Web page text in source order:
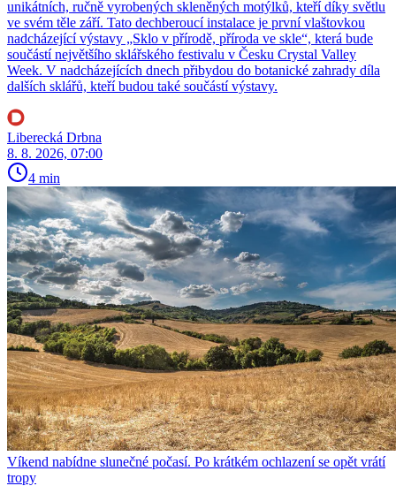
unikátních, ručně vyrobených skleněných motýlků, kteří díky světlu
ve svém těle září. Tato dechberoucí instalace je první vlaštovkou
nadcházející výstavy „Sklo v přírodě, příroda ve skle“, která bude
součástí největšího sklářského festivalu v Česku Crystal Valley
Week. V nadcházejících dnech přibydou do botanické zahrady díla
dalších sklářů, kteří budou také součástí výstavy.
Liberecká Drbna
8. 8. 2026, 07:00
4 min
Víkend nabídne slunečné počasí. Po krátkém ochlazení se opět vrátí
tropy